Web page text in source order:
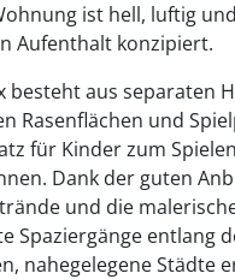
ist hell, luftig
Aufenthalt konzipiert.
besteht aus separaten
Rasenflächen und
für Kinder zum
Dank der guten
und die
Spaziergänge entlang
nahegelegene Städte